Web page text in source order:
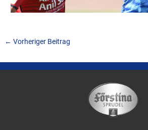
← Vorheriger Beitrag